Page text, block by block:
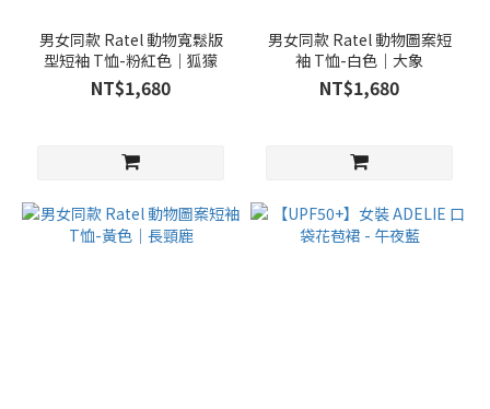
男女同款 Ratel 動物寬鬆版
型短袖 T恤-粉紅色｜狐獴
NT$1,680
男女同款 Ratel 動物圖案短
袖 T恤-白色｜大象
NT$1,680